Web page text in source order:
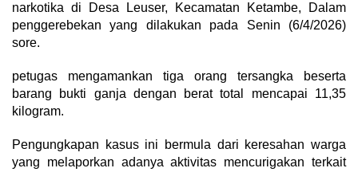
narkotika di Desa Leuser, Kecamatan Ketambe, Dalam
penggerebekan yang dilakukan pada Senin (6/4/2026)
sore.
petugas mengamankan tiga orang tersangka beserta
barang bukti ganja dengan berat total mencapai 11,35
kilogram.
Pengungkapan kasus ini bermula dari keresahan warga
yang melaporkan adanya aktivitas mencurigakan terkait